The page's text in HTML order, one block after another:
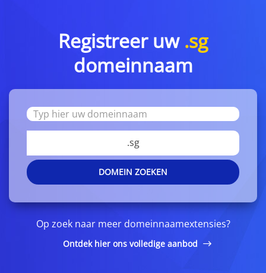
Registreer uw .sg
domeinnaam
.sg
DOMEIN ZOEKEN
Op zoek naar meer domeinnaamextensies?
Ontdek hier ons volledige aanbod